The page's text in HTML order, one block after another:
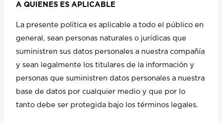
A QUIENES ES APLICABLE
La presente política es aplicable a todo el público en
general, sean personas naturales o jurídicas que
suministren sus datos personales a nuestra compañía
y sean legalmente los titulares de la información y
personas que suministren datos personales a nuestra
base de datos por cualquier medio y que por lo
tanto debe ser protegida bajo los términos legales.